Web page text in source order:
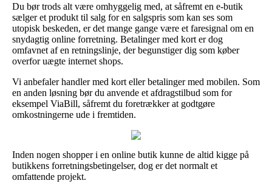
Du bør trods alt være omhyggelig med, at såfremt en e-butik
sælger et produkt til salg for en salgspris som kan ses som
utopisk beskeden, er det mange gange være et faresignal om en
snydagtig online forretning. Betalinger med kort er dog
omfavnet af en retningslinje, der begunstiger dig som køber
overfor uægte internet shops.
Vi anbefaler handler med kort eller betalinger med mobilen. Som
en anden løsning bør du anvende et afdragstilbud som for
eksempel ViaBill, såfremt du foretrækker at godtgøre
omkostningerne ude i fremtiden.
Inden nogen shopper i en online butik kunne de altid kigge på
butikkens forretningsbetingelser, dog er det normalt et
omfattende projekt.